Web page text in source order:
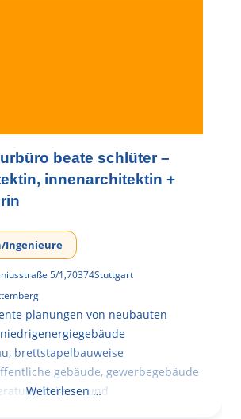
beate schlüter –
innenarchitektin +
Ingenieure
5/1,70374Stuttgart
planungen von neubauten
brettstapelbauweise
gebäude, gewerbegebäude
bei an – und
Weiterlesen …